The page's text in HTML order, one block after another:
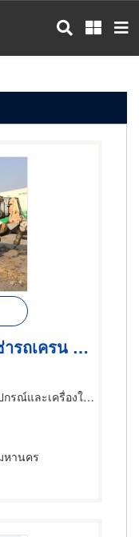
รถเครน TR 100M-1 ให้เช่ารถเครน ขายรถเครน รถยก
มาก่อสร้าง,อุปกรณ์และเครื่องใช้ก่อสร้าง
หานคร